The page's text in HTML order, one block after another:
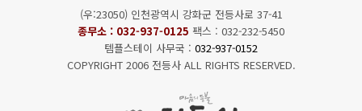
(우:23050) 인천광역시 강화군 전등사로 37-41
종무소 : 032-937-0125 팩스 : 032-232-5450
템플스테이 사무국 : 032-937-0152
COPYRIGHT 2006 전등사 ALL RIGHTS RESERVED.